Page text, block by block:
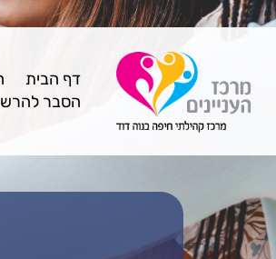
דף הבית
הסבר